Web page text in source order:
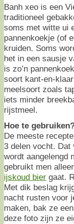
Banh xeo is een
traditioneel
soms met witte ui
pannenkoekje (of
kruiden. Soms
het in een sausje
is zo’n
soort kant-en-
meelsoort zoals
iets minder
rijstmeel.
Hoe te
De meeste
3 delen vocht.
wordt aangelengd
gebruikt men
ijskoud bier gaat.
Met dik beslag
nacht rusten voor
maken, bak ze
deze foto zijn ze